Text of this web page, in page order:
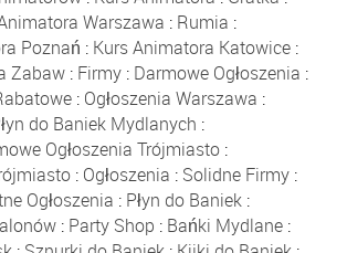
Warszawa : Rumia :
Poznań : Kurs Animatora Katowice :
Zabaw : Firmy : Darmowe Ogłoszenia :
: Ogłoszenia Warszawa :
do Baniek Mydlanych :
Ogłoszenia Trójmiasto :
: Ogłoszenia : Solidne Firmy :
Ogłoszenia : Płyn do Baniek:
: Party Shop : Bańki Mydlane :